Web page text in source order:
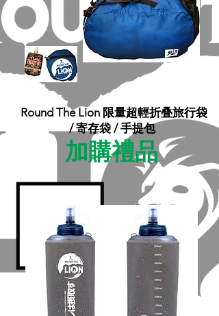
Round The Lion 限量超輕折叠旅行袋
/ 寄存袋 / 手提包
加購禮品